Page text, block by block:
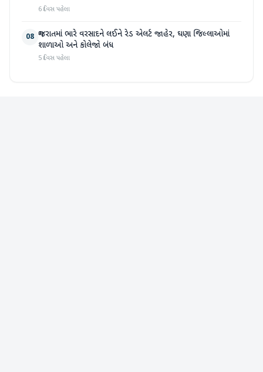
6 દિવસ પહેલા
08 ગુજરાતમાં ભારે વરસાદને લઈને રેડ એલર્ટ જાહેર, ઘણા જિલ્લાઓમાં
શાળાઓ અને કોલેજો બંધ
5 દિવસ પહેલા